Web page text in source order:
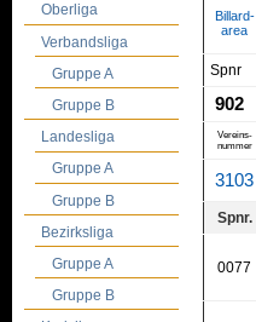
Oberliga
Verbandsliga
Gruppe A
Gruppe B
Landesliga
Gruppe A
Gruppe B
Bezirksliga
Gruppe A
Gruppe B
Billard-
area
Spnr
902
Vereins-
nummer
3103
Spnr.
0077